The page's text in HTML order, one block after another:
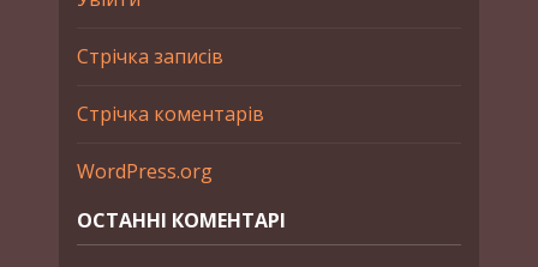
Стрічка записів
Стрічка коментарів
WordPress.org
ОСТАННІ КОМЕНТАРІ